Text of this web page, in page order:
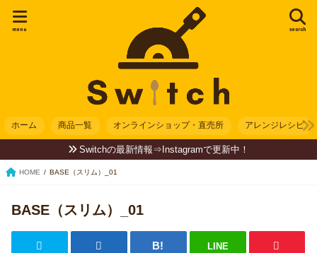
search
menu
ホーム 商品一覧 オンラインショップ・直売所 アレンジレシピ
Switchの最新情報⇒Instagramで更新中！
HOME BASE（スリム）_01
BASE（スリム）_01
LINE